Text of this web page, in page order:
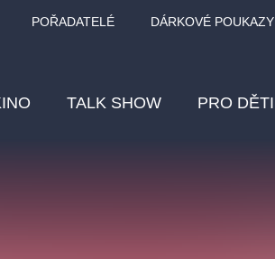
POŘADATELÉ DÁRKOVÉ POUKAZY
TALK SHOW PRO DĚTI